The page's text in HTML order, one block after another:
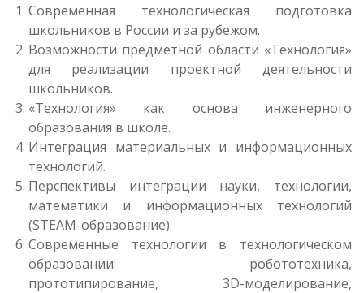
Современная технологическая подготовка
школьников в России и за рубежом.
Возможности предметной области «Технология»
для реализации проектной деятельности
школьников.
«Технология» как основа инженерного
образования в школе.
Интеграция материальных и информационных
технологий.
Перспективы интеграции науки, технологии,
математики и информационных технологий
(STEAМ-образование).
Современные технологии в технологическом
образовании: робототехника,
прототипирование, 3D-моделирование,